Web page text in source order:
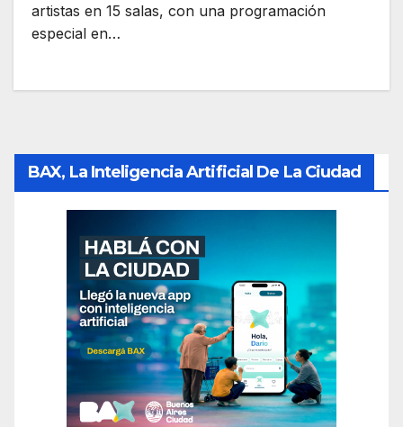
artistas en 15 salas, con una programación
especial en…
BAX, La Inteligencia Artificial De La Ciudad